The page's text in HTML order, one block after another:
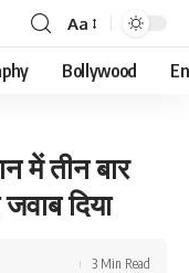
Font
Resizer
Aa
Bollywood
में तीन बार
दिया
3 Min Read